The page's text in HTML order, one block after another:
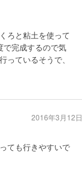
ろと粘土を使って
で完成するので気
ているそうで、
ても行きやすいで
2016年3月12日